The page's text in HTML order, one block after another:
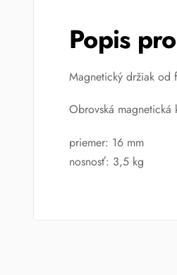
Popis
Magnetický držiak od
Obrovská
priemer: 16 mm
nosnosť: 3,5 kg